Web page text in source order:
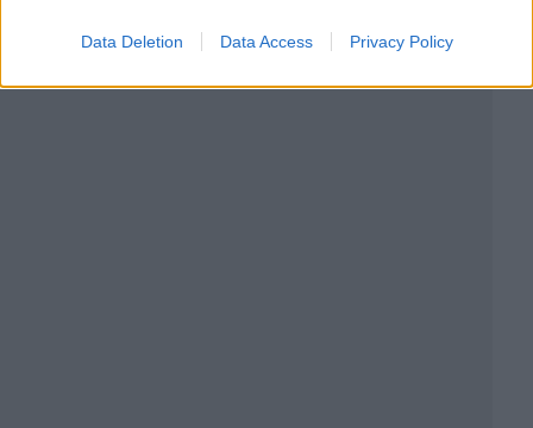
Data Deletion Data Access Privacy Policy